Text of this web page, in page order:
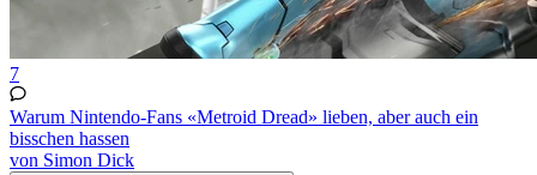
7
Warum Nintendo-Fans «Metroid Dread» lieben, aber auch ein
bisschen hassen
von Simon Dick